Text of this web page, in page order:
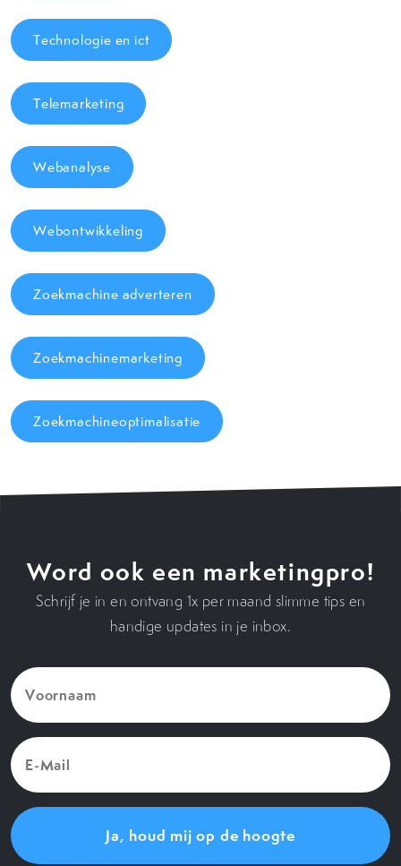
Technologie en ict
Telemarketing
Webanalyse
Webontwikkeling
Zoekmachine adverteren
Zoekmachinemarketing
Zoekmachineoptimalisatie
Word ook een marketingpro!
Schrijf je in en ontvang 1x per maand slimme tips en
handige updates in je inbox.
Voornaam
(Vereist)
E-
Mail
(Vereist)